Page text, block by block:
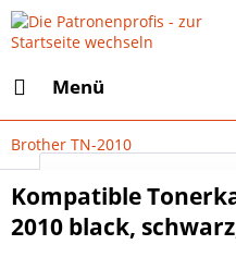
Menü
Brother TN-2010
Kompatible
2010 black,